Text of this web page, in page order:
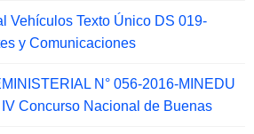
Vehículos Texto Único DS 019-
y Comunicaciones
N° 056-2016-MINEDU
Concurso Nacional de Buenas